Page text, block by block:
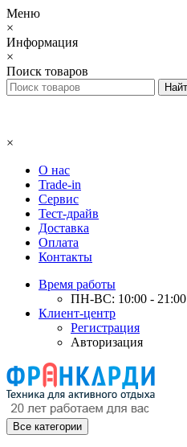
Меню
×
Информация
×
Поиск товаров
×
О нас
Trade-in
Сервис
Тест-драйв
Доставка
Оплата
Контакты
Время работы
ПН-ВС: 10:00 - 21:00
Клиент-центр
Регистрация
Авторизация
Все категории